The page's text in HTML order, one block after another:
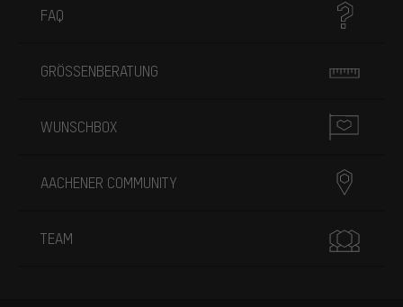
FAQ
GRÖSSENBERATUNG
WUNSCHBOX
AACHENER COMMUNITY
TEAM